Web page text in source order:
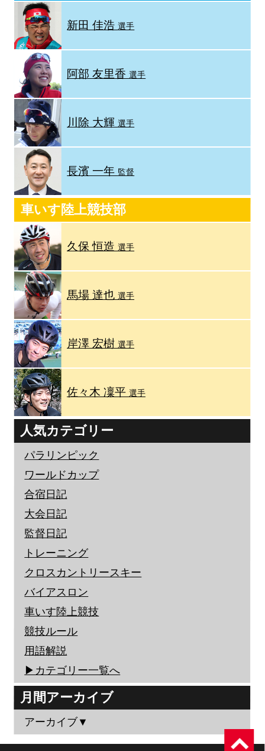
新田 佳浩選手
阿部 友里香選手
川除 大輝選手
長濱 一年 監督
車いす陸上競技部
久保 恒造選手
馬場 達也選手
岸澤 宏樹 選手
佐々木 凜平 選手
人気カテゴリー
パラリンピック
ワールドカップ
合宿日記
大会日記
監督日記
トレーニング
クロスカントリースキー
バイアスロン
車いす陸上競技
競技ルール
用語解説
▶︎カテゴリー一覧へ
月間アーカイブ
アーカイブ▼